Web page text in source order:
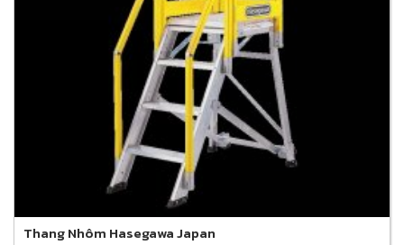
Thang Nhôm Hasegawa Japan